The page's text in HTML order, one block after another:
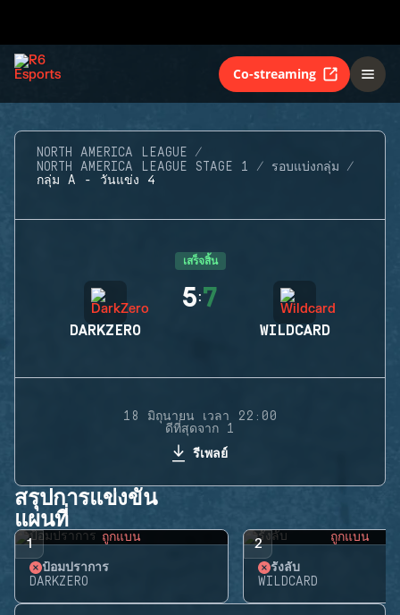
Co-streaming
NORTH AMERICA LEAGUE
NORTH AMERICA LEAGUE STAGE 1
รอบแบ่งกลุ่ม
กลุ่ม A - วันแข่ง 4
เสร็จสิ้น
DARKZERO
5:7
WILDCARD
18 มิถุนายน เวลา 22:00
ดีที่สุดจาก 1
รีเพลย์
สรุปการแข่งขัน
แผนที่
1 ถูกแบน
ป้อมปราการ
DARKZERO
2 ถูกแบน
รังลับ
WILDCARD